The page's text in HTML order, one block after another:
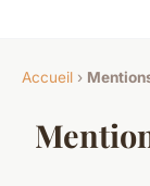
Accueil ›